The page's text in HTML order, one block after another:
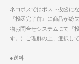
ネコポスではポスト投函に
『投函完了前』に商品が紛
物お問合せシステムにて『
す。）ご理解の上、選択して
●送料